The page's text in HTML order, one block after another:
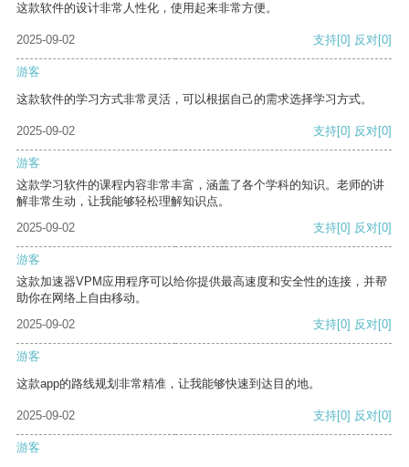
这款软件的设计非常人性化，使用起来非常方便。
2025-09-02 支持[0] 反对[0]
游客
这款软件的学习方式非常灵活，可以根据自己的需求选择学习方式。
2025-09-02 支持[0] 反对[0]
游客
这款学习软件的课程内容非常丰富，涵盖了各个学科的知识。老师的讲
解非常生动，让我能够轻松理解知识点。
2025-09-02
支持[0] 反对[0]
游客
这款加速器VPM应用程序可以给你提供最高速度和安全性的连接，并帮
助你在网络上自由移动。
2025-09-02
支持[0] 反对[0]
游客
这款app的路线规划非常精准，让我能够快速到达目的地。
2025-09-02 支持[0] 反对[0]
游客